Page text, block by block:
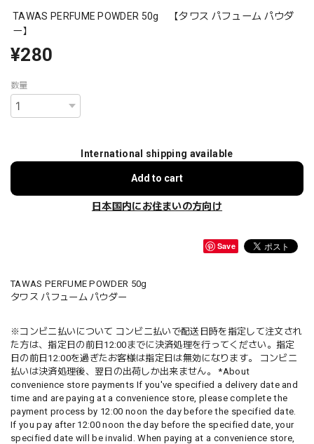
TAWAS PERFUME POWDER 50g 【タワス パフューム パウダ
ー】
¥280
数量
International shipping available
Add to cart
日本国内にお住まいの方向け
Save
TAWAS PERFUME POWDER 50g
タワス パフューム パウダー
※コンビニ払いについて コンビニ払いで配送日時を指定して注文され
た方は、指定日の前日12:00までに決済処理を行ってください。指定
日の前日12:00を過ぎたお客様は指定日は無効になります。 コンビニ
払いは決済処理後、翌日の出荷しか出来ません。 *About
convenience store payments If you've specified a delivery date and
time and are paying at a convenience store, please complete the
payment process by 12:00 noon the day before the specified date.
If you pay after 12:00 noon the day before the specified date, your
specified date will be invalid. When paying at a convenience store,